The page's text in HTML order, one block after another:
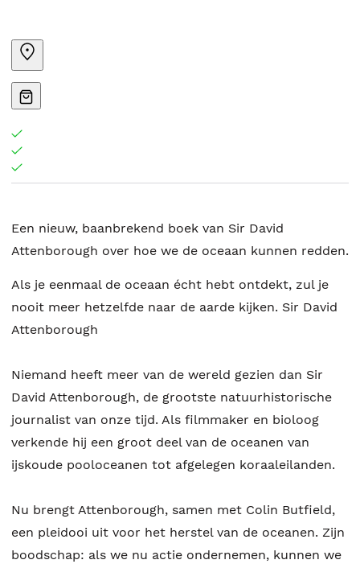
Een nieuw, baanbrekend boek van Sir David
Attenborough over hoe we de oceaan kunnen redden.
Als je eenmaal de oceaan écht hebt ontdekt, zul je
nooit meer hetzelfde naar de aarde kijken. Sir David
Attenborough
Niemand heeft meer van de wereld gezien dan Sir
David Attenborough, de grootste natuurhistorische
journalist van onze tijd. Als filmmaker en bioloog
verkende hij een groot deel van de oceanen van
ijskoude pooloceanen tot afgelegen koraaleilanden.
Nu brengt Attenborough, samen met Colin Butfield,
een pleidooi uit voor het herstel van de oceanen. Zijn
boodschap: als we nu actie ondernemen, kunnen we